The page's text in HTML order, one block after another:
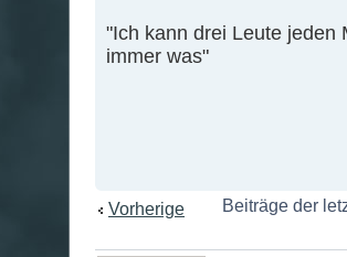
"Ich kann drei Leute jeden
immer was"
Vorherige Beiträge der